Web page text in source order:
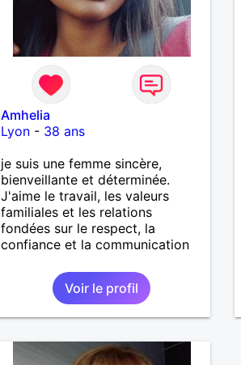
Amhelia
Lyon- 38 ans
je suis une femme sincère,
bienveillante et déterminée.
J'aime le travail, les valeurs
familiales et les relations
fondées sur le respect, la
confiance et la communication
Voir le profil